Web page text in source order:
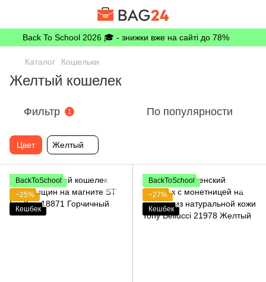
Back To School 2026 🎓 - знижки вже на сайті до 78%
Каталог Кошельки
Желтый кошелек
Фильтр 1 По популярности
Цвет Желтый
BackToSchool
−25%
Кешбек
BackToSchool
−27%
Кешбек